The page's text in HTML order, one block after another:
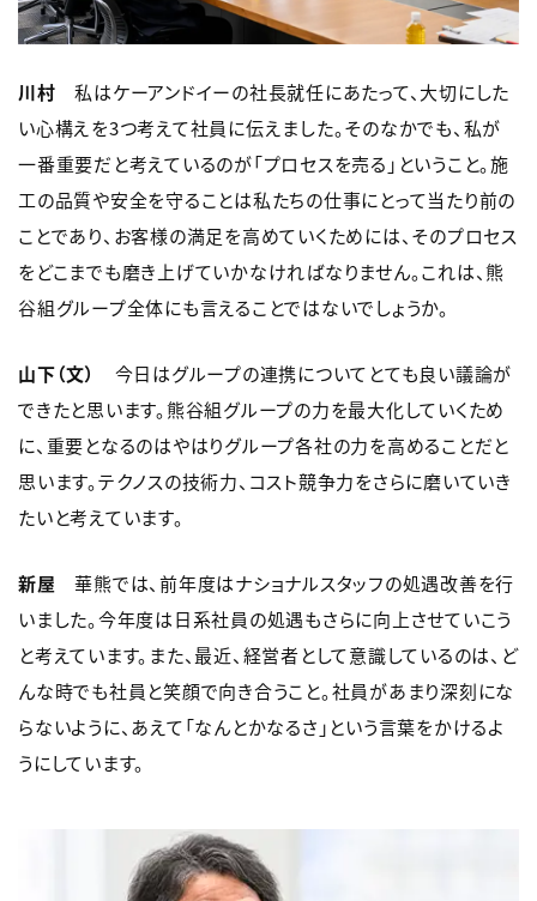
川村 私はケーアンドイーの社長就任にあたって、大切にした
い心構えを3つ考えて社員に伝えました。そのなかでも、私が
一番重要だと考えているのが「プロセスを売る」ということ。施
工の品質や安全を守ることは私たちの仕事にとって当たり前の
ことであり、お客様の満足を高めていくためには、そのプロセス
をどこまでも磨き上げていかなければなりません。これは、熊
谷組グループ全体にも言えることではないでしょうか。
山下（文）
今日はグループの連携についてとても良い議論が
できたと思います。熊谷組グループの力を最大化していくため
に、重要となるのはやはりグループ各社の力を高めることだと
思います。テクノスの技術力、コスト競争力をさらに磨いていき
たいと考えています。
新屋 華熊では、前年度はナショナルスタッフの処遇改善を行
いました。今年度は日系社員の処遇もさらに向上させていこう
と考えています。また、最近、経営者として意識しているのは、ど
んな時でも社員と笑顔で向き合うこと。社員があまり深刻にな
らないように、あえて「なんとかなるさ」という言葉をかけるよ
うにしています。